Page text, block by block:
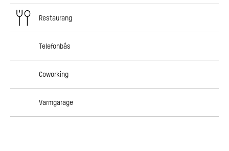
Restaurang
Telefonbås
Coworking
Varmgarage